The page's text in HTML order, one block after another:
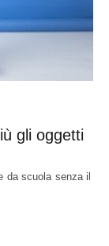
gli oggetti
da scuola senza il